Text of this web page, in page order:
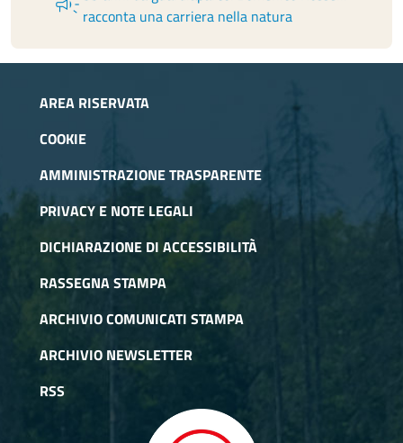
racconta una carriera nella natura
AREA RISERVATA
COOKIE
AMMINISTRAZIONE TRASPARENTE
PRIVACY E NOTE LEGALI
DICHIARAZIONE DI ACCESSIBILITÀ
RASSEGNA STAMPA
ARCHIVIO COMUNICATI STAMPA
ARCHIVIO NEWSLETTER
RSS